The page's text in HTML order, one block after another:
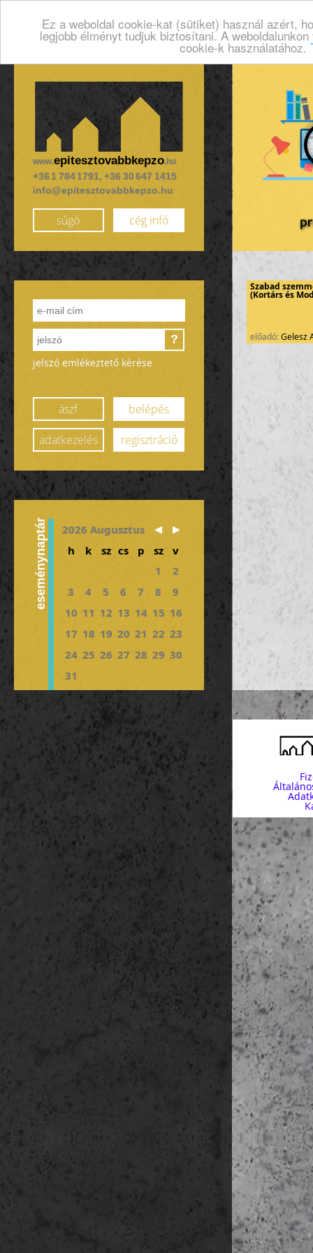
Ez a weboldal cookie-kat (sütiket) használ azért,
legjobb élményt tudjuk biztosítani. A
cookie-k használatához.
www.epitesztovabbkepzo.hu
+36 1 784 1791, +36 30 647 1415
info@epitesztovabbkepzo.hu
súgó cég infó
?
jelszó emlékeztető kérése
ászf
belépés
adatkezelés
regisztráció
eseménynaptár
2026 Augusztus
h
k sz cs p sz
v
1
2
3
4 5 6 7 8
9
10 11 12 13 14 15 16
17 18 19 20 21 22 23
24 25 26 27 28 29 30
31
Szabad
(Kortárs és
előadó:Gelesz